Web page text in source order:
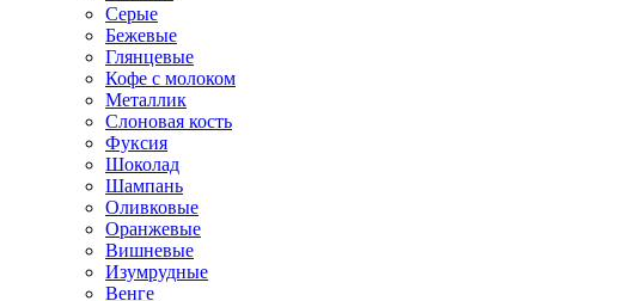
Серые
Бежевые
Глянцевые
Кофе с молоком
Металлик
Слоновая кость
Фуксия
Шоколад
Шампань
Оливковые
Оранжевые
Вишневые
Изумрудные
Венге